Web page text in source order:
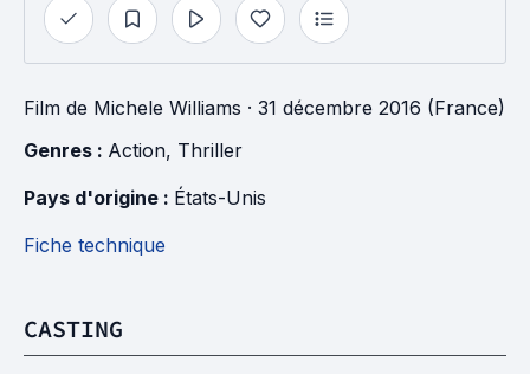
Film de Michele Williams · 31 décembre 2016 (France)
Genres : Action, Thriller
Pays d'origine : États-Unis
Fiche technique
CASTING